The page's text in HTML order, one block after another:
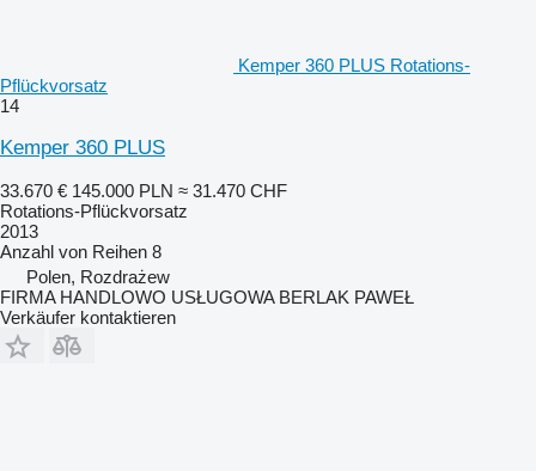
Kemper 360 PLUS Rotations-
Pflückvorsatz
14
Kemper 360 PLUS
33.670 € 145.000 PLN ≈ 31.470 CHF
Rotations-Pflückvorsatz
2013
Anzahl von Reihen 8
Polen, Rozdrażew
FIRMA HANDLOWO USŁUGOWA BERLAK PAWEŁ
Verkäufer kontaktieren